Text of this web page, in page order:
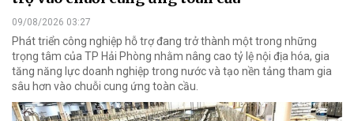
09/08/2026 03:27
Phát triển công nghiệp hỗ trợ đang trở thành một trong những
trọng tâm của TP Hải Phòng nhằm nâng cao tỷ lệ nội địa hóa, gia
tăng năng lực doanh nghiệp trong nước và tạo nền tảng tham gia
sâu hơn vào chuỗi cung ứng toàn cầu.